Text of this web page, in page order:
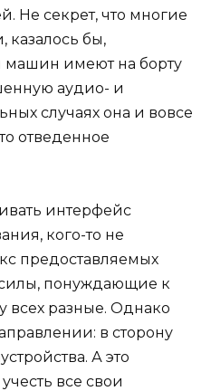
Не секрет, что многие
казалось бы,
имеют на борту
аудио- и
случаях она и вовсе
отведенное
интерфейс
кого-то не
предоставляемых
понуждающие к
всех разные. Однако
в сторону
А это
все свои